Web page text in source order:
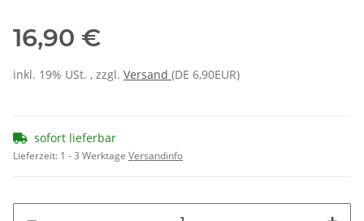
16,90 €
inkl. 19% USt. , zzgl. Versand (DE 6,90EUR)
sofort lieferbar
Lieferzeit: 1 - 3 Werktage Versandinfo